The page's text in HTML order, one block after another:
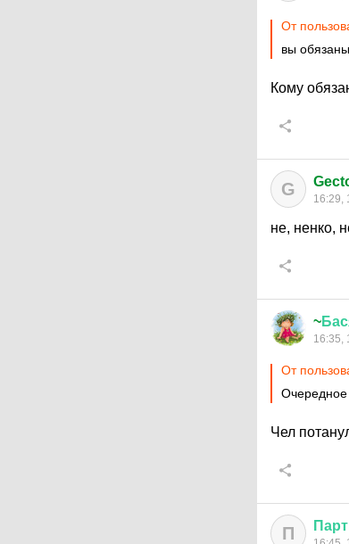
От
вы
Кому
G 16:29,
не, ненко,
~
16:35,
От
Очередное
Чел
П